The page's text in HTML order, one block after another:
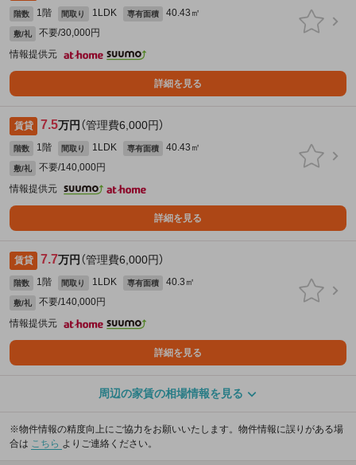
階数 1階 間取り 1LDK 専有面積 40.43㎡
敷/礼
不要/30,000円
情報提供元
詳細を見る
賃貸 7.5万円 （管理費6,000円）
階数 1階 間取り 1LDK 専有面積 40.43㎡
敷/礼
不要/140,000円
情報提供元
詳細を見る
賃貸 7.7万円 （管理費6,000円）
階数 1階 間取り 1LDK 専有面積 40.3㎡
敷/礼
不要/140,000円
情報提供元
詳細を見る
周辺の家賃の相場情報を見る
※物件情報の精度向上にご協力をお願いいたします。物件情報に誤りがある場
合は こちら よりご連絡ください。